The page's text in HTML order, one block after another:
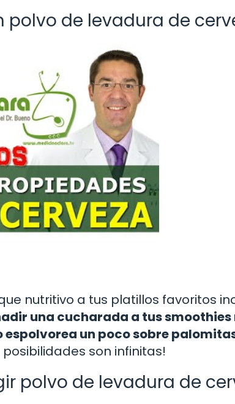
polvo de levadura de
nutritivo a tus platillos favoritos
una cucharada a tus
un poco sobre
posibilidades son infinitas!
polvo de levadura de